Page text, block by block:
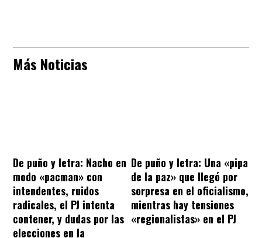
Más Noticias
De puño y letra: Nacho en
modo «pacman» con
intendentes, ruidos
radicales, el PJ intenta
contener, y dudas por las
elecciones en la
De puño y letra: Una «pipa
de la paz» que llegó por
sorpresa en el oficialismo,
mientras hay tensiones
«regionalistas» en el PJ